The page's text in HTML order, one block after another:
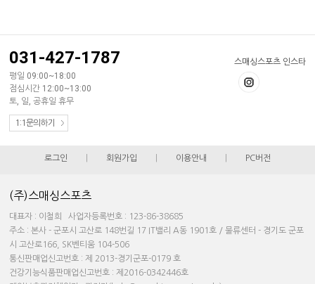
스매싱스포츠 인스타
031-427-1787
평일 09:00~18:00
점심시간 12:00~13:00
토, 일, 공휴일 휴무
1:1문의하기
로그인 회원가입 이용안내 PC버전
(주)스매싱스포츠
대표자 : 이철희 사업자등록번호 : 123-86-38685
주소 : 본사 - 군포시 고산로 148번길 17 IT밸리 A동 1901호 / 물류센터 - 경기도 군포
시 고산로166, SK벤티움 104-506
통신판매업신고번호 : 제 2013-경기군포-0179 호
건강기능식품판매업신고번호 : 제2016-0342446호